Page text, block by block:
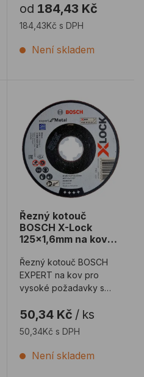
a vynikajícím pomě ...
od 184,43 Kč
184,43Kč s DPH
Není skladem
Stone na kámen
Řezný kotouč BOSCH X-
Řezný kotouč
BOSCH X-Lock
125x1,6mm na kov
Řezný kotouč BOSCH
EXPERT na kov pro
vysoké požadavky s
X-Lock.
50,34 Kč / ks
50,34Kč s DPH
Není skladem